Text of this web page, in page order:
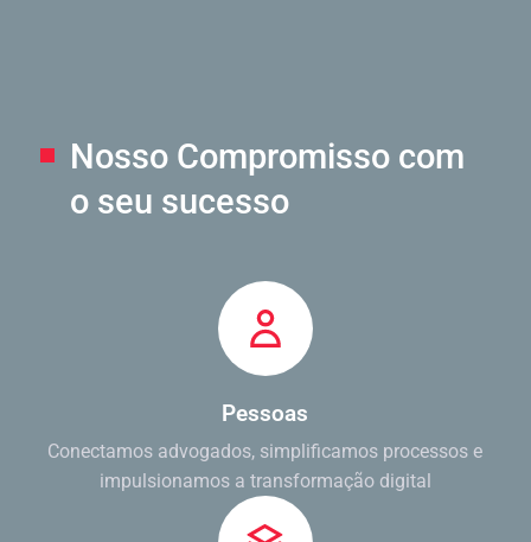
Nosso Compromisso com
o seu sucesso
Pessoas
Conectamos advogados, simplificamos processos e
impulsionamos a transformação digital